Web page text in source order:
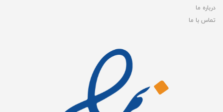
درباره ما
تماس با ما